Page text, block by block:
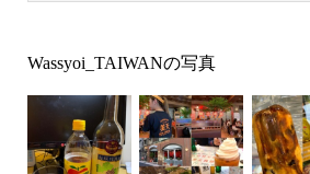
Wassyoi_TAIWANの写真